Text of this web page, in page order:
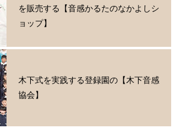
を販売する【音感かるたのなかよしシ
ョップ】
木下式を実践する登録園の【木下音感
協会】